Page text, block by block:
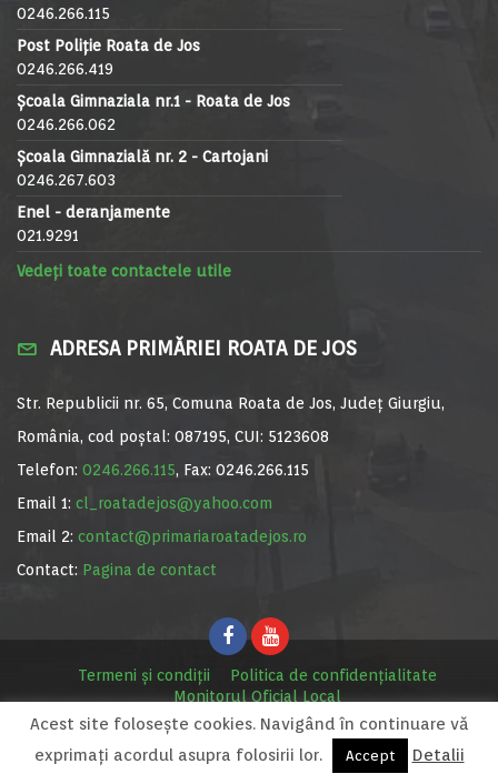
0246.266.115
Post Poliție Roata de Jos
0246.266.419
Școala Gimnaziala nr.1 - Roata de Jos
0246.266.062
Școala Gimnazială nr. 2 - Cartojani
0246.267.603
Enel - deranjamente
021.9291
Vedeți toate contactele utile
ADRESA PRIMĂRIEI ROATA DE JOS
Str. Republicii nr. 65, Comuna Roata de Jos, Județ Giurgiu,
România, cod poștal: 087195, CUI: 5123608
Telefon: 0246.266.115, Fax: 0246.266.115
Email 1: cl_roatadejos@yahoo.com
Email 2: contact@primariaroatadejos.ro
Contact: Pagina de contact
Termeni și condiții
Politica de confidențialitate
Monitorul Oficial Local
© Primăria Roata de Jos, 2020. Site realizat de MediaDigi.ro
Acest site foloseşte cookies. Navigând în continuare vă
exprimaţi acordul asupra folosirii lor.
Accept Detalii